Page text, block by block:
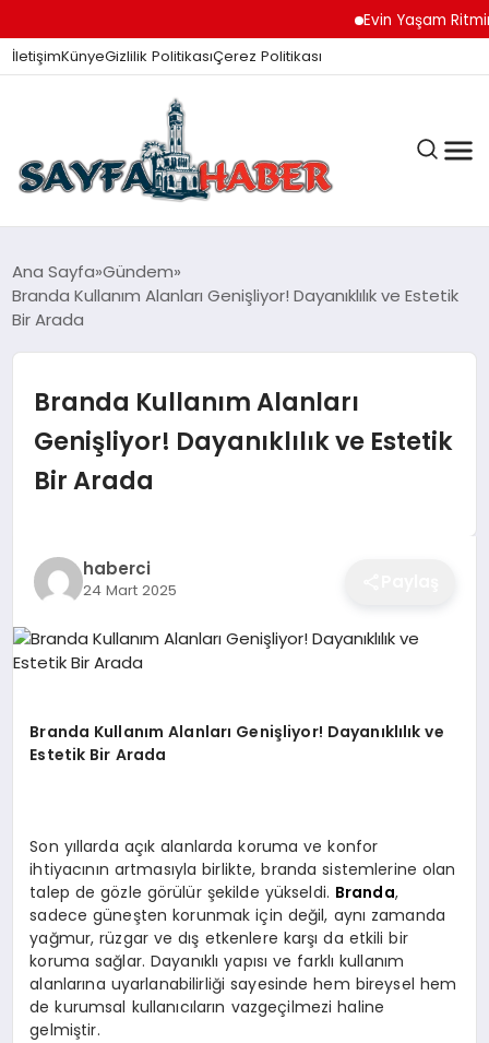
Evin Yaşam Ritmini
İletişimKünyeGizlilik PolitikasıÇerez Politikası
ANA SAYFA
GÜNDEM
İZMIR HABERLERI
EKONOMI
SAĞLIK
SPOR
YAŞAM
DIĞER
Ana Sayfa Gündem
Branda Kullanım Alanları Genişliyor! Dayanıklılık ve Estetik
Bir Arada
Branda Kullanım Alanları
Genişliyor! Dayanıklılık ve Estetik
Bir Arada
haberci
24 Mart 2025
Branda Kullanım Alanları Genişliyor! Dayanıklılık ve
Estetik Bir Arada
Son yıllarda açık alanlarda koruma ve konfor
ihtiyacının artmasıyla birlikte, branda sistemlerine olan
talep de gözle görülür şekilde yükseldi. Branda,
sadece güneşten korunmak için değil, aynı zamanda
yağmur, rüzgar ve dış etkenlere karşı da etkili bir
koruma sağlar. Dayanıklı yapısı ve farklı kullanım
alanlarına uyarlanabilirliği sayesinde hem bireysel hem
de kurumsal kullanıcıların vazgeçilmezi haline
gelmiştir.